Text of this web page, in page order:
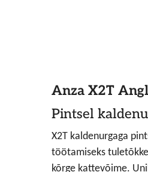
Anza X2T
Pintsel
X2T kaldenurgaga
töötamiseks
kõrge kattevõime.